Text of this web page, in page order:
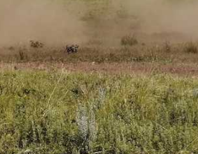
расстоянии
открытые
в таких
пути»